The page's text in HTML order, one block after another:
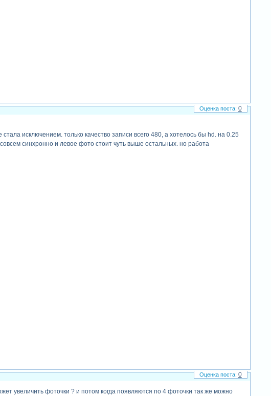
исключением. только качество записи всего 480, а хотелось бы hd. на 0.25
синхронно и левое фото стоит чуть выше остальных. но работа
0
увеличить фоточки ? и потом когда появляются по 4 фоточки так же можно
0